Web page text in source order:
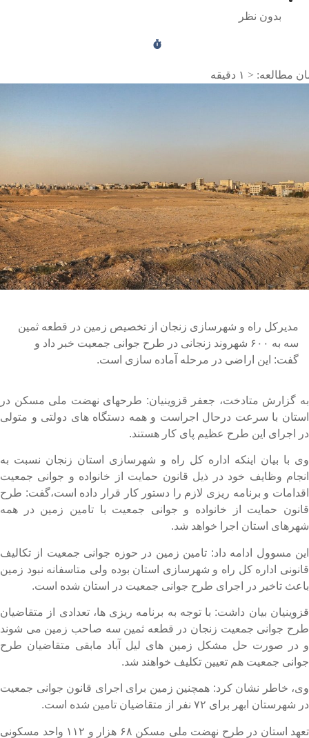
بدون نظر
مطالعه: < ۱ دقیقه
مدیرکل راه و شهرسازی زنجان از تخصیص زمین در قطعه ثمین
سه به ۶۰۰ شهروند زنجانی در طرح جوانی جمعیت خبر داد و
گفت: این اراضی در مرحله آماده سازی است.
گزارش متادخت، جعفر قزوینیان: طرحهای نهضت ملی مسکن در
با سرعت درحال اجراست و همه دستگاه های دولتی و متولی
اجرای این طرح عظیم پای کار هستند.
با بیان اینکه اداره کل راه و شهرسازی استان زنجان نسبت به
وظایف خود در ذیل قانون حمایت از خانواده و جوانی جمعیت
و برنامه ریزی لازم را دستور کار قرار داده است،گفت: طرح
حمایت از خانواده و جوانی جمعیت با تامین زمین در همه
استان اجرا خواهد شد.
مسوول ادامه داد: تامین زمین در حوزه جوانی جمعیت از تکالیف
اداره کل راه و شهرسازی استان بوده ولی متاسفانه نبود زمین
تاخیر در اجرای طرح جوانی جمعیت در استان شده است.
بیان داشت: با توجه به برنامه ریزی ها، تعدادی از متقاضیان
جوانی جمعیت زنجان در قطعه ثمین سه صاحب زمین می شوند
در صورت حل مشکل زمین های لیل آباد مابقی متقاضیان طرح
جمعیت هم تعیین تکلیف خواهند شد.
خاطر نشان کرد: همچنین زمین برای اجرای قانون جوانی جمعیت
شهرستان ابهر برای ۷۲ نفر از متقاضیان تامین شده است.
تعهد استان در طرح نهضت ملی مسکن ۶۸ هزار و ۱۱۲ واحد مسکونی